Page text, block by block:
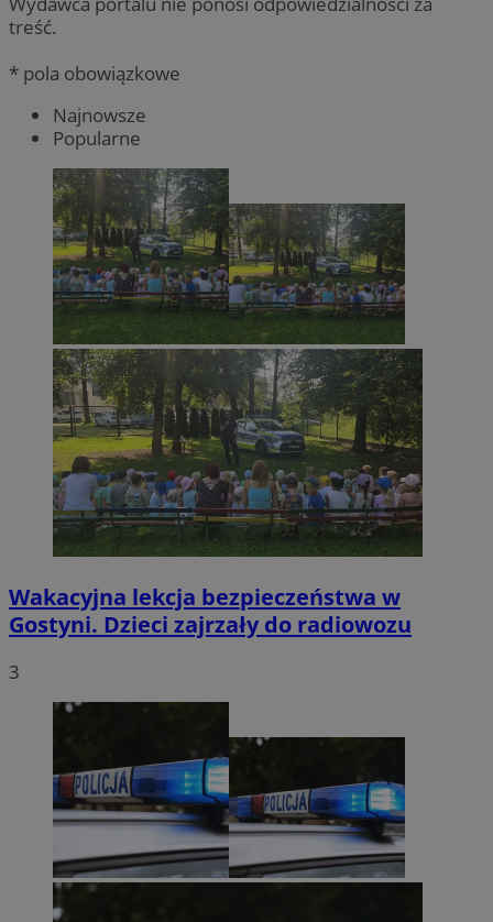
treść.
* pola obowiązkowe
Najnowsze
Popularne
Wakacyjna lekcja bezpieczeństwa w
Gostyni. Dzieci zajrzały do radiowozu
3